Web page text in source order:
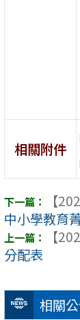
相關
相關附件
【
中小學教育
【
分配表